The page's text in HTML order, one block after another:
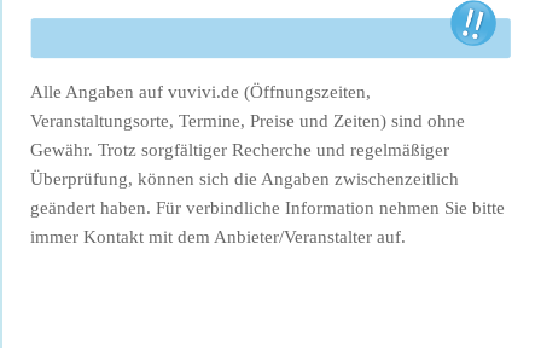
Alle Angaben auf vuvivi.de (Öffnungszeiten,
Veranstaltungsorte, Termine, Preise und Zeiten) sind ohne
Gewähr. Trotz sorgfältiger Recherche und regelmäßiger
Überprüfung, können sich die Angaben zwischenzeitlich
geändert haben. Für verbindliche Information nehmen Sie bitte
immer Kontakt mit dem Anbieter/Veranstalter auf.